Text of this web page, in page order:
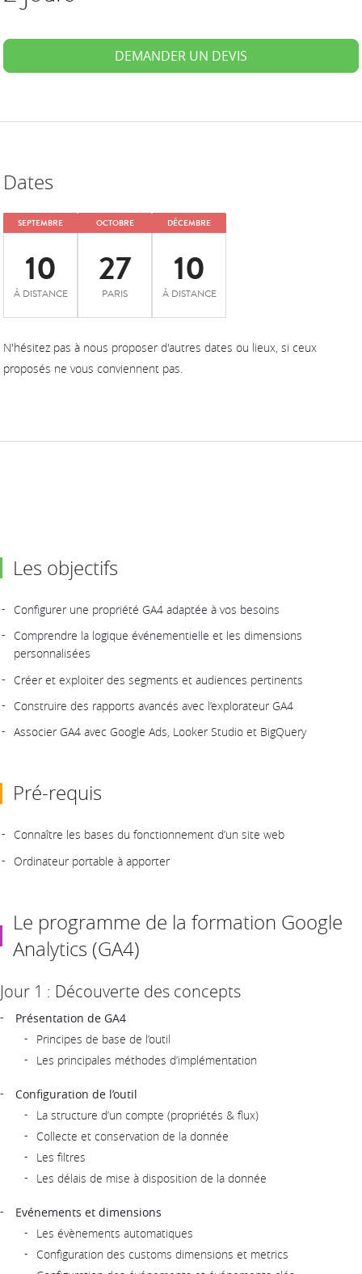
DEMANDER UN DEVIS
Dates
SEPTEMBRE
10
À DISTANCE
OCTOBRE
27
PARIS
DÉCEMBRE
10
À DISTANCE
N'hésitez pas à nous proposer d'autres dates ou lieux, si ceux
proposés ne vous conviennent pas.
Les objectifs
Configurer une propriété GA4 adaptée à vos besoins
Comprendre la logique événementielle et les dimensions
personnalisées
Créer et exploiter des segments et audiences pertinents
Construire des rapports avancés avec l’explorateur GA4
Associer GA4 avec Google Ads, Looker Studio et BigQuery
Pré-requis
Connaître les bases du fonctionnement d’un site web
Ordinateur portable à apporter
Le programme de la formation Google
Analytics (GA4)
Jour 1 : Découverte des concepts
Présentation de GA4
Principes de base de l’outil
Les principales méthodes d’implémentation
Configuration de l’outil
La structure d’un compte (propriétés & flux)
Collecte et conservation de la donnée
Les filtres
Les délais de mise à disposition de la donnée
Evénements et dimensions
Les évènements automatiques
Configuration des customs dimensions et metrics